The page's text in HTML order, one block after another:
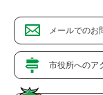
メールでのお
市役所へのア